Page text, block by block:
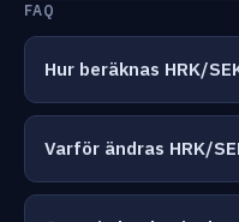
FAQ
Hur beräknas HRK/
Varför ändras HRK/